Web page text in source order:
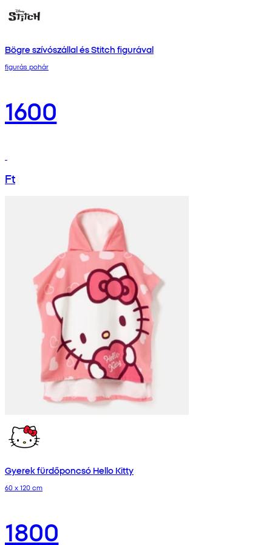
Bögre szívószállal és Stitch figurával
figurás pohár
1600
Ft
Gyerek fürdőponcsó Hello Kitty
60 x 120 cm
1800